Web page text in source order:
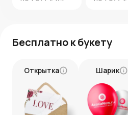
Бесплатно к букету
Открытка Шарик